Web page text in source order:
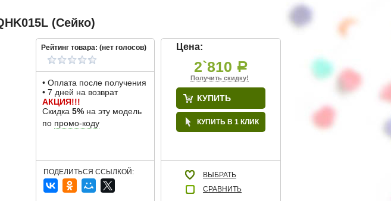
(Сейко)
Рейтинг товара: (нет голосов)
• Оплата после получения
• 7 дней на возврат
АКЦИЯ!!!
Скидка 5% на эту модель
по промо-коду
ПОДЕЛИТЬСЯ ССЫЛКОЙ:
Цена:
2`810 Р
Получить скидку!
КУПИТЬ
КУПИТЬ В 1 КЛИК
ВЫБРАТЬ
СРАВНИТЬ